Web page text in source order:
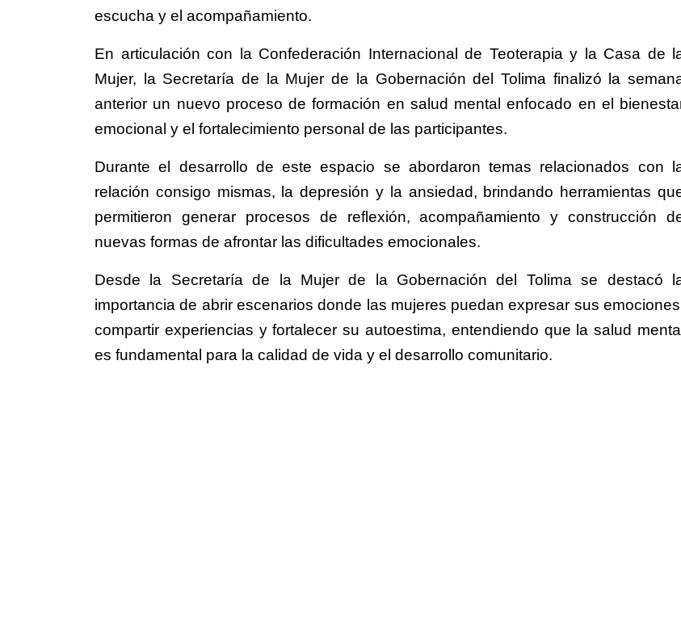
escucha y el acompañamiento.
En articulación con la Confederación Internacional de Teoterapia y la Casa de
Mujer, la Secretaría de la Mujer de la Gobernación del Tolima finalizó la
anterior un nuevo proceso de formación en salud mental enfocado en el
emocional y el fortalecimiento personal de las participantes.
Durante el desarrollo de este espacio se abordaron temas relacionados con
relación consigo mismas, la depresión y la ansiedad, brindando herramientas
permitieron generar procesos de reflexión, acompañamiento y construcción
nuevas formas de afrontar las dificultades emocionales.
Desde la Secretaría de la Mujer de la Gobernación del Tolima se destacó
importancia de abrir escenarios donde las mujeres puedan expresar sus
compartir experiencias y fortalecer su autoestima, entendiendo que la salud
es fundamental para la calidad de vida y el desarrollo comunitario.